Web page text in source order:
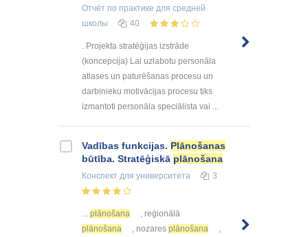
Отчёт по практике для средней
школы
40
. Projekta stratēģijas izstrāde
(koncepcija) Lai uzlabotu personāla
atlases un paturēšanas procesu un
darbinieku motivācijas procesu tiks
izmantoti personāla speciālista vai ...
Vadības funkcijas. Plānošanas
būtība. Stratēģiskā plānošana
Конспект для университета 3
plānošana
, reģionālā
plānošana
, nozares plānošana